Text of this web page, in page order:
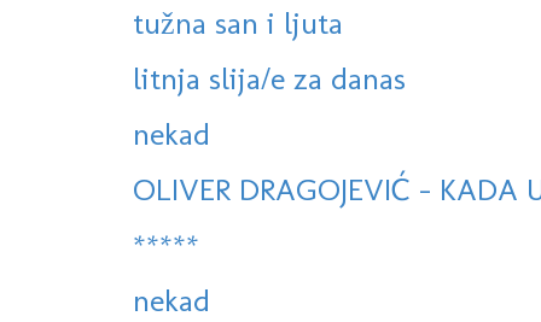
tužna san i ljuta
litnja slija/e za danas
nekad
OLIVER DRAGOJEVIĆ - KADA
*****
nekad